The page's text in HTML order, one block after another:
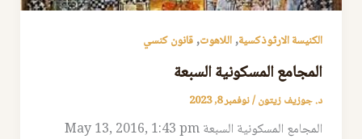
الكنيسة الارثوذكسية,اللاهوت,قانون كنسي
المجامع المسكونية السبعة
د. جوزيف زيتون/نوفمبر 8, 2023
المجامع المسكونية السبعة May 13, 2016, 1:43 pm